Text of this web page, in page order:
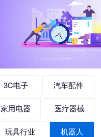
3C电子 汽车配件
家用电器 医疗器械
玩具行业 机器人